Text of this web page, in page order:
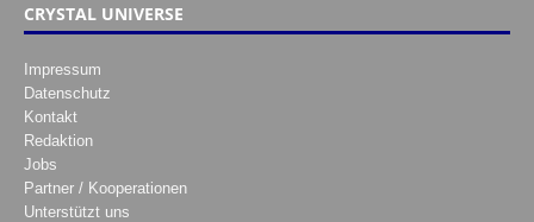
CRYSTAL UNIVERSE
Impressum
Datenschutz
Kontakt
Redaktion
Jobs
Partner / Kooperationen
Unterstützt uns